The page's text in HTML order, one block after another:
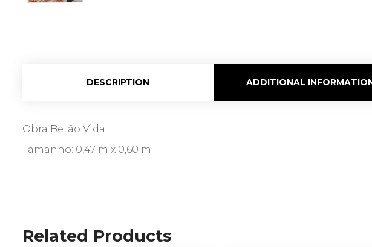
DESCRIPTION ADDITIONAL
Obra Betão Vida
Tamanho: 0,47 m x 0,60 m
Related Products